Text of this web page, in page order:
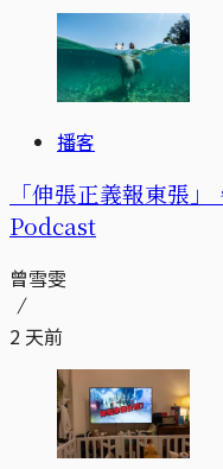
播客
「伸張正義報東張
Podcast
曾雪雯
2 天前